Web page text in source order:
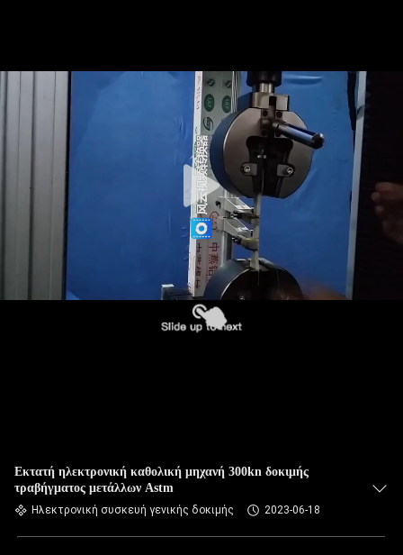
Εκτατή ηλεκτρονική καθολική μηχανή 300kn δοκιμής
τραβήγματος μετάλλων Astm
Ηλεκτρονική συσκευή γενικής δοκιμής 2023-06-18